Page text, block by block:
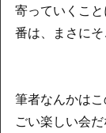
寄っていくこ
番は、まさにそ
筆者なんかは
ごい楽しい会